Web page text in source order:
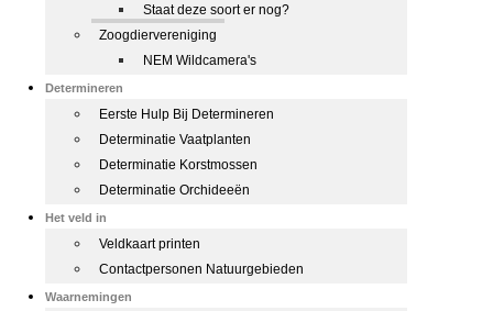
Staat deze soort er nog?
Zoogdiervereniging
NEM Wildcamera's
Determineren
Eerste Hulp Bij Determineren
Determinatie Vaatplanten
Determinatie Korstmossen
Determinatie Orchideeën
Het veld in
Veldkaart printen
Contactpersonen Natuurgebieden
Waarnemingen